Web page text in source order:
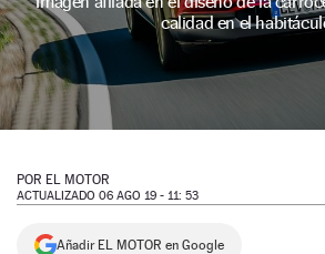
NEWSLETTER
SÍGUENOS
calidad en el
POR EL MOTOR
ACTUALIZADO 06 AGO 19 - 11: 53
Añadir EL MOTOR en Google